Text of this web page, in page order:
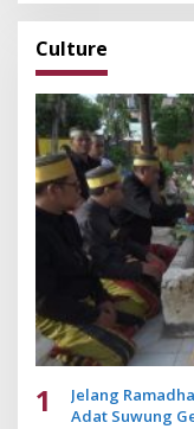
Culture
1
Jelang
Adat Suwung